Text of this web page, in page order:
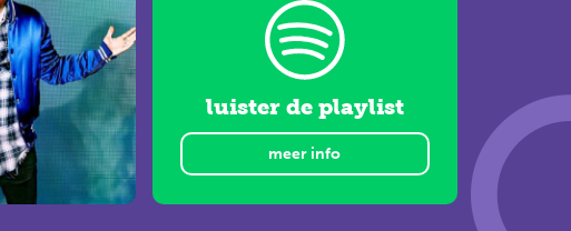
luister de playlist
meer info